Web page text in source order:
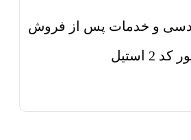
و خدمات پس از فروش
استیل